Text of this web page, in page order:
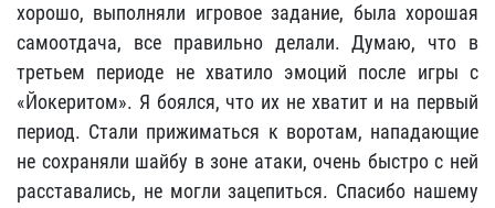
хорошо, выполняли игровое задание, была хорошая
самоотдача, все правильно делали. Думаю, что в
третьем периоде не хватило эмоций после игры с
«Йокеритом». Я боялся, что их не хватит и на первый
период. Стали прижиматься к воротам, нападающие
не сохраняли шайбу в зоне атаки, очень быстро с ней
расставались, не могли зацепиться. Спасибо нашему